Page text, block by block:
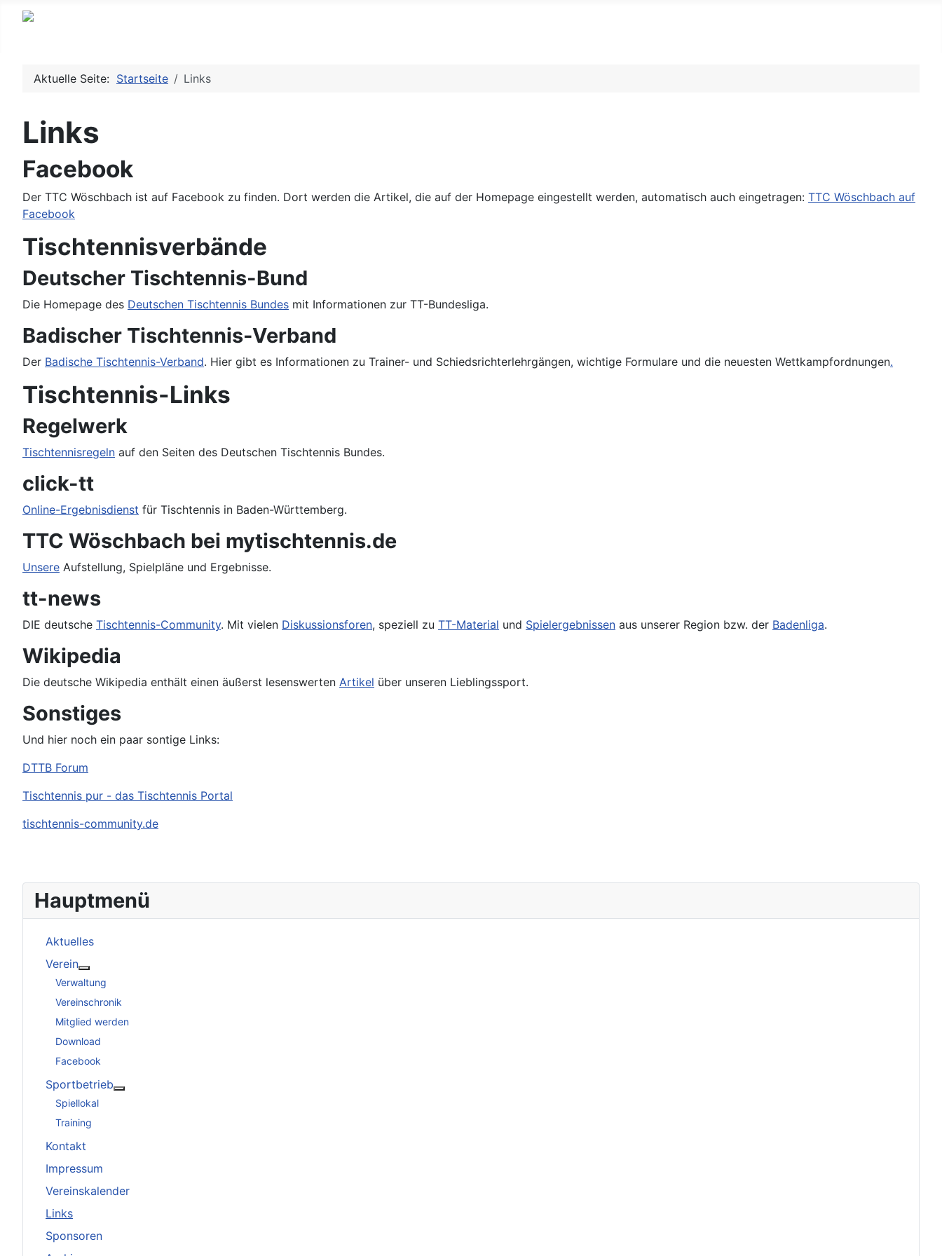
Aktuelle Seite: Startseite Links
Links
Facebook
Der TTC Wöschbach ist auf Facebook zu finden. Dort werden die Artikel, die auf der Homepage eingestellt werden, automatisch auch eingetragen: TTC Wöschbach auf
Facebook
Tischtennisverbände
Deutscher Tischtennis-Bund
Die Homepage des Deutschen Tischtennis Bundes mit Informationen zur TT-Bundesliga.
Badischer Tischtennis-Verband
Der Badische Tischtennis-Verband. Hier gibt es Informationen zu Trainer- und Schiedsrichterlehrgängen, wichtige Formulare und die neuesten Wettkampfordnungen.
Tischtennis-Links
Regelwerk
Tischtennisregeln auf den Seiten des Deutschen Tischtennis Bundes.
click-tt
Online-Ergebnisdienst für Tischtennis in Baden-Württemberg.
TTC Wöschbach bei mytischtennis.de
Unsere Aufstellung, Spielpläne und Ergebnisse.
tt-news
DIE deutsche Tischtennis-Community. Mit vielen Diskussionsforen, speziell zu TT-Material und Spielergebnissen aus unserer Region bzw. der Badenliga.
Wikipedia
Die deutsche Wikipedia enthält einen äußerst lesenswerten Artikel über unseren Lieblingssport.
Sonstiges
Und hier noch ein paar sontige Links:
DTTB Forum
Tischtennis pur - das Tischtennis Portal
tischtennis-community.de
Hauptmenü
Aktuelles
Verein
Weitere Informationen: Verein
Verwaltung
Vereinschronik
Mitglied werden
Download
Facebook
Sportbetrieb
Spiellokal
Training
Kontakt
Impressum
Vereinskalender
Links
Sponsoren